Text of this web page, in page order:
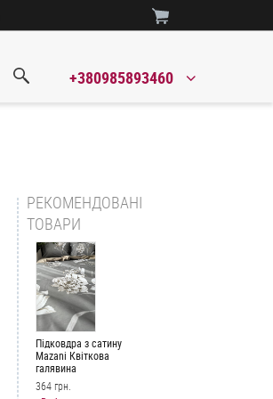
+380985893460
РЕКОМЕНДОВАНІ
ТОВАРИ
Підковдра з сатину
Mazani Квіткова
галявина
364 грн.